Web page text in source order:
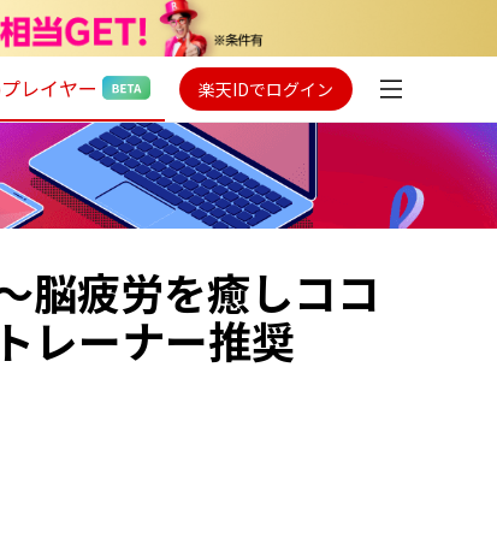
レイヤー 楽天IDでログイン
脳疲労を癒しココ
レーナー推奨